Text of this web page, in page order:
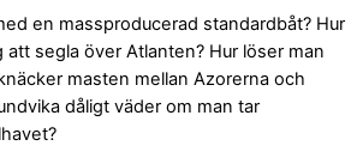
en massproducerad standardbåt? Hur
segla över Atlanten? Hur löser man
masten mellan Azorerna och
dåligt väder om man tar